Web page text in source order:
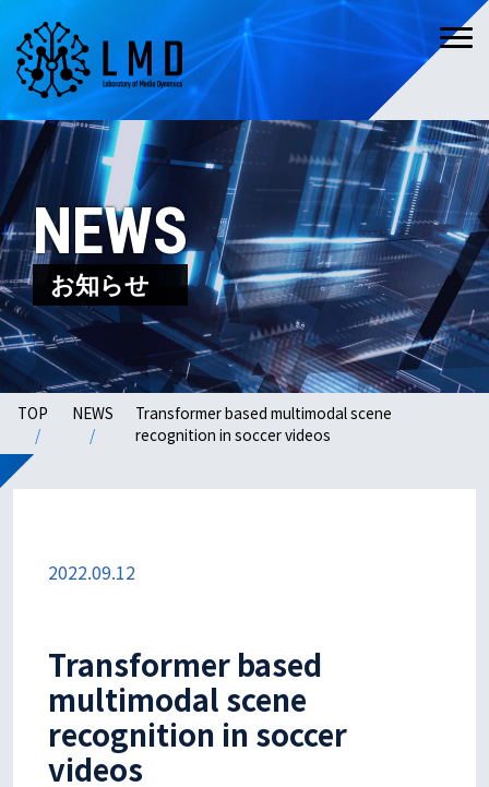
NEWS
お知らせ
TOP NEWS
Transformer based multimodal scene
recognition in soccer videos
2022.09.12
Transformer based
multimodal scene
recognition in soccer
videos